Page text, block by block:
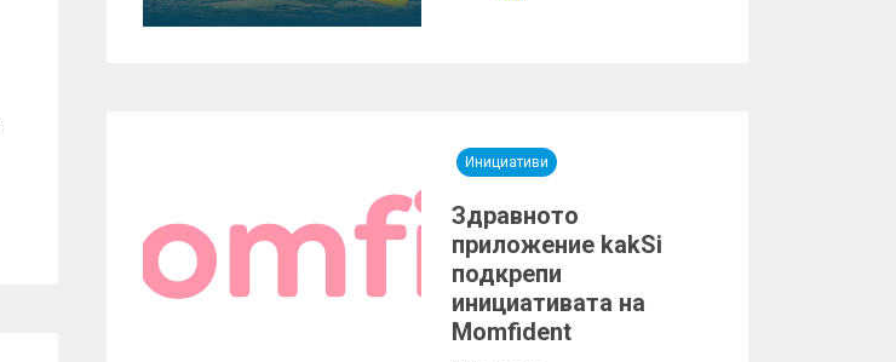
Инициативи
Здравното
приложение kakSi
подкрепи
инициативата на
Momfident